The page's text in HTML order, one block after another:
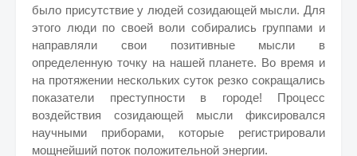
было присутствие у людей созидающей мысли. Для
этого люди по своей воли собирались группами и
направляли свои позитивные мысли в
определенную точку на нашей планете. Во время и
на протяжении нескольких суток резко сокращались
показатели преступности в городе! Процесс
воздействия созидающей мысли фиксировался
научными приборами, которые регистрировали
мощнейший поток положительной энергии.